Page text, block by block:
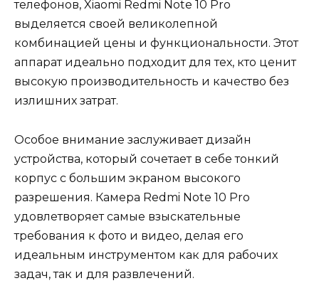
телефонов, Xiaomi Redmi Note 10 Pro
выделяется своей великолепной
комбинацией цены и функциональности. Этот
аппарат идеально подходит для тех, кто ценит
высокую производительность и качество без
излишних затрат.
Особое внимание заслуживает дизайн
устройства, который сочетает в себе тонкий
корпус с большим экраном высокого
разрешения. Камера Redmi Note 10 Pro
удовлетворяет самые взыскательные
требования к фото и видео, делая его
идеальным инструментом как для рабочих
задач, так и для развлечений.